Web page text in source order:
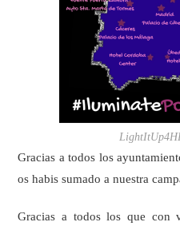
Gracias a todos los
os habis sumado a nuestra
Gracias a todos los que con